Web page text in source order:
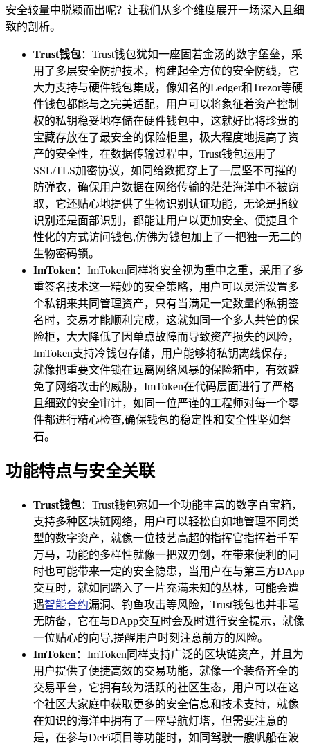
安全较量中脱颖而出呢？让我们从多个维度展开一场深入且细
致的剖析。
Trust钱包：Trust钱包犹如一座固若金汤的数字堡垒，采
用了多层安全防护技术，构建起全方位的安全防线，它
大力支持与硬件钱包集成，像知名的Ledger和Trezor等硬
件钱包都能与之完美适配，用户可以将象征着资产控制
权的私钥稳妥地存储在硬件钱包中，这就好比将珍贵的
宝藏存放在了最安全的保险柜里，极大程度地提高了资
产的安全性，在数据传输过程中，Trust钱包运用了
SSL/TLS加密协议，如同给数据穿上了一层坚不可摧的
防弹衣，确保用户数据在网络传输的茫茫海洋中不被窃
取，它还贴心地提供了生物识别认证功能，无论是指纹
识别还是面部识别，都能让用户以更加安全、便捷且个
性化的方式访问钱包,仿佛为钱包加上了一把独一无二的
生物密码锁。
ImToken ：ImToken同样将安全视为重中之重，采用了多
重签名技术这一精妙的安全策略，用户可以灵活设置多
个私钥来共同管理资产，只有当满足一定数量的私钥签
名时，交易才能顺利完成，这就如同一个多人共管的保
险柜，大大降低了因单点故障而导致资产损失的风险，
ImToken支持冷钱包存储，用户能够将私钥离线保存，
就像把重要文件锁在远离网络风暴的保险箱中，有效避
免了网络攻击的威胁，ImToken在代码层面进行了严格
且细致的安全审计，如同一位严谨的工程师对每一个零
件都进行精心检查,确保钱包的稳定性和安全性坚如磐
石。
功能特点与安全关联
Trust钱包：Trust钱包宛如一个功能丰富的数字百宝箱，
支持多种区块链网络，用户可以轻松自如地管理不同类
型的数字资产，就像一位技艺高超的指挥官指挥着千军
万马，功能的多样性就像一把双刃剑，在带来便利的同
时也可能带来一定的安全隐患，当用户在与第三方DApp
交互时，就如同踏入了一片充满未知的丛林，可能会遭
遇智能合约漏洞、钓鱼攻击等风险，Trust钱包也并非毫
无防备，它在与DApp交互时会及时进行安全提示，就像
一位贴心的向导,提醒用户时刻注意前方的风险。
ImToken ：ImToken同样支持广泛的区块链资产，并且为
用户提供了便捷高效的交易功能，就像一个装备齐全的
交易平台，它拥有较为活跃的社区生态，用户可以在这
个社区大家庭中获取更多的安全信息和技术支持，就像
在知识的海洋中拥有了一座导航灯塔，但需要注意的
是，在参与DeFi项目等功能时，如同驾驶一艘帆船在波